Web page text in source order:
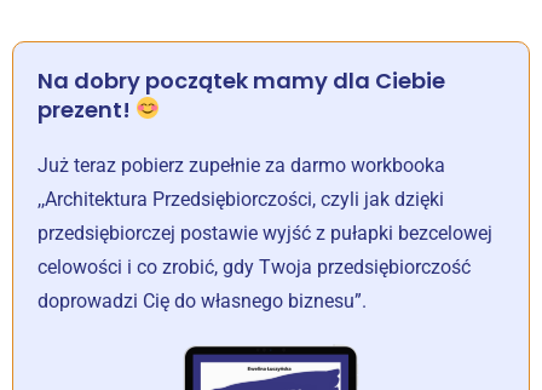
Na dobry początek mamy dla Ciebie
prezent!
Już teraz pobierz zupełnie za darmo workbooka
,,Architektura Przedsiębiorczości, czyli jak dzięki
przedsiębiorczej postawie wyjść z pułapki bezcelowej
celowości i co zrobić, gdy Twoja przedsiębiorczość
doprowadzi Cię do własnego biznesu”.